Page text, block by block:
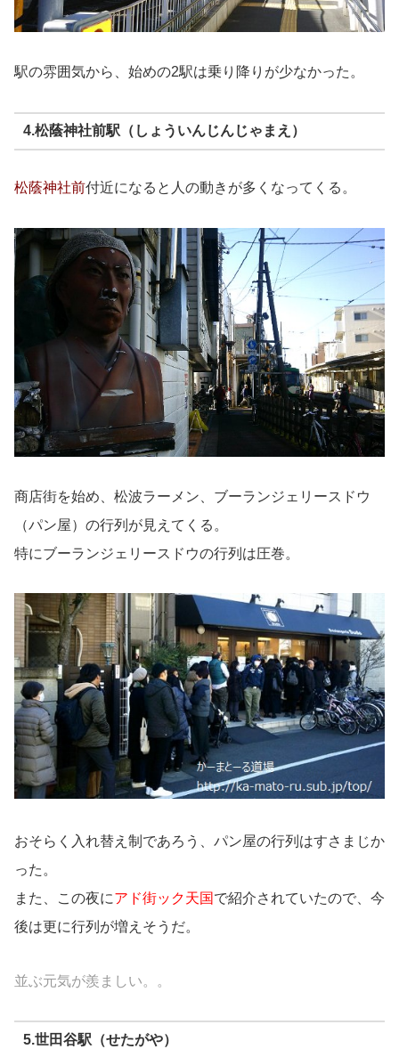
駅の雰囲気から、始めの2駅は乗り降りが少なかった。
4.松蔭神社前駅（しょういんじんじゃまえ）
松蔭神社前付近になると人の動きが多くなってくる。
商店街を始め、松波ラーメン、ブーランジェリースドウ
（パン屋）の行列が見えてくる。
特にブーランジェリースドウの行列は圧巻。
おそらく入れ替え制であろう、パン屋の行列はすさまじか
った。
また、この夜にアド街ック天国で紹介されていたので、今
後は更に行列が増えそうだ。
並ぶ元気が羨ましい。。
5.世田谷駅（せたがや）